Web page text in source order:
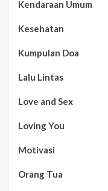
Kendaraan Umum
Kesehatan
Kumpulan Doa
Lalu Lintas
Love and Sex
Loving You
Motivasi
Orang Tua